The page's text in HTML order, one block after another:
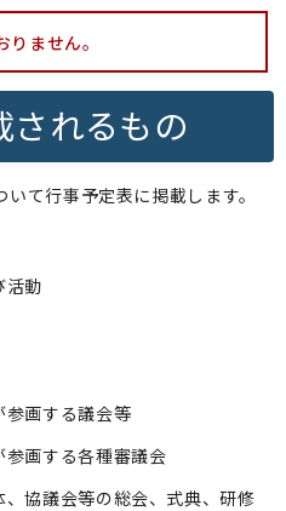
ません。
されるもの
て行事予定表に掲載します。
活動
参画する議会等
画する各種審議会
協議会等の総会、式典、研修